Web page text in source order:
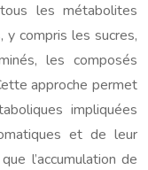
les métabolites
compris les sucres,
les composés
approche permet
impliquées
et de leur
l’accumulation de